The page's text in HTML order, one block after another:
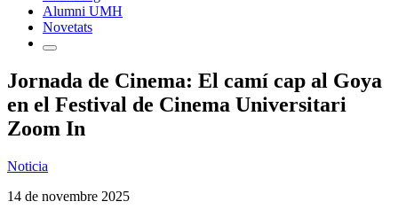
Alumni UMH
Novetats
Jornada de Cinema: El camí cap al Goya
en el Festival de Cinema Universitari
Zoom In
Noticia
14 de novembre 2025